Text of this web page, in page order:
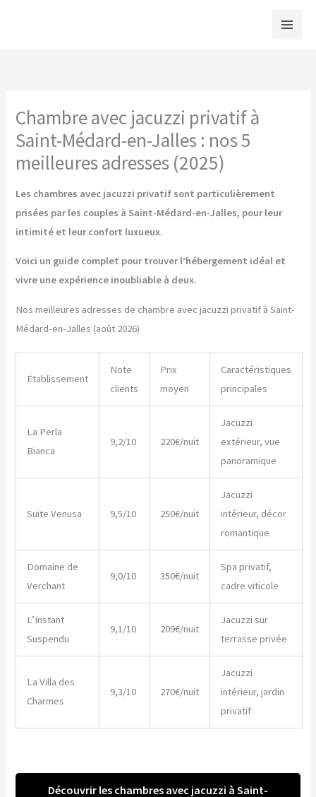
Chambre avec jacuzzi privatif à
Saint-Médard-en-Jalles : nos 5
meilleures adresses (2025)
Les chambres avec jacuzzi privatif sont particulièrement
prisées par les couples à Saint-Médard-en-Jalles, pour leur
intimité et leur confort luxueux.
Voici un guide complet pour trouver l’hébergement idéal et
vivre une expérience inoubliable à deux.
Nos meilleures adresses de chambre avec jacuzzi privatif à Saint-
Médard-en-Jalles (août 2026)
Établissement
Note
clients
Prix
moyen
Caractéristiques
principales
La Perla
Bianca
9,2/10 220€/nuit
Jacuzzi
extérieur, vue
panoramique
Suite Venusa 9,5/10 250€/nuit
Jacuzzi
intérieur, décor
romantique
Domaine de
Verchant
9,0/10 350€/nuit
Spa privatif,
cadre viticole
L’Instant
Suspendu
9,1/10 209€/nuit
Jacuzzi sur
terrasse privée
La Villa des
Charmes
9,3/10 270€/nuit
Jacuzzi
intérieur, jardin
privatif
Découvrir les chambres avec jacuzzi à Saint-